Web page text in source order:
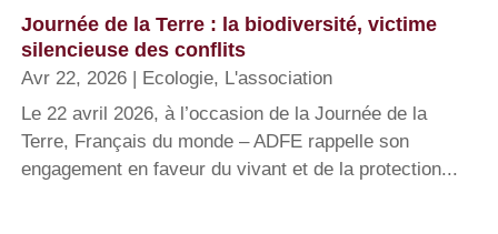
Journée de la Terre : la biodiversité, victime
silencieuse des conflits
Avr 22, 2026 Ecologie, L'association
Le 22 avril 2026, à l’occasion de la Journée de la
Terre, Français du monde – ADFE rappelle son
engagement en faveur du vivant et de la protection...